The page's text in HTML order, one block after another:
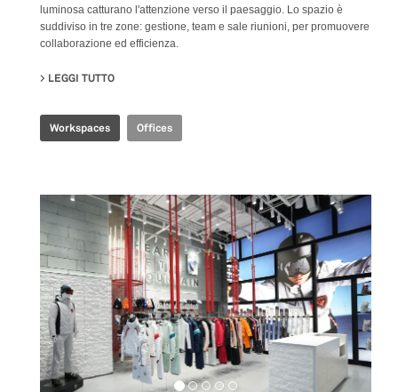
luminosa catturano l'attenzione verso il paesaggio. Lo spazio è
suddiviso in tre zone: gestione, team e sale riunioni, per promuovere
collaborazione ed efficienza.
LEGGI TUTTO
Workspaces Offices